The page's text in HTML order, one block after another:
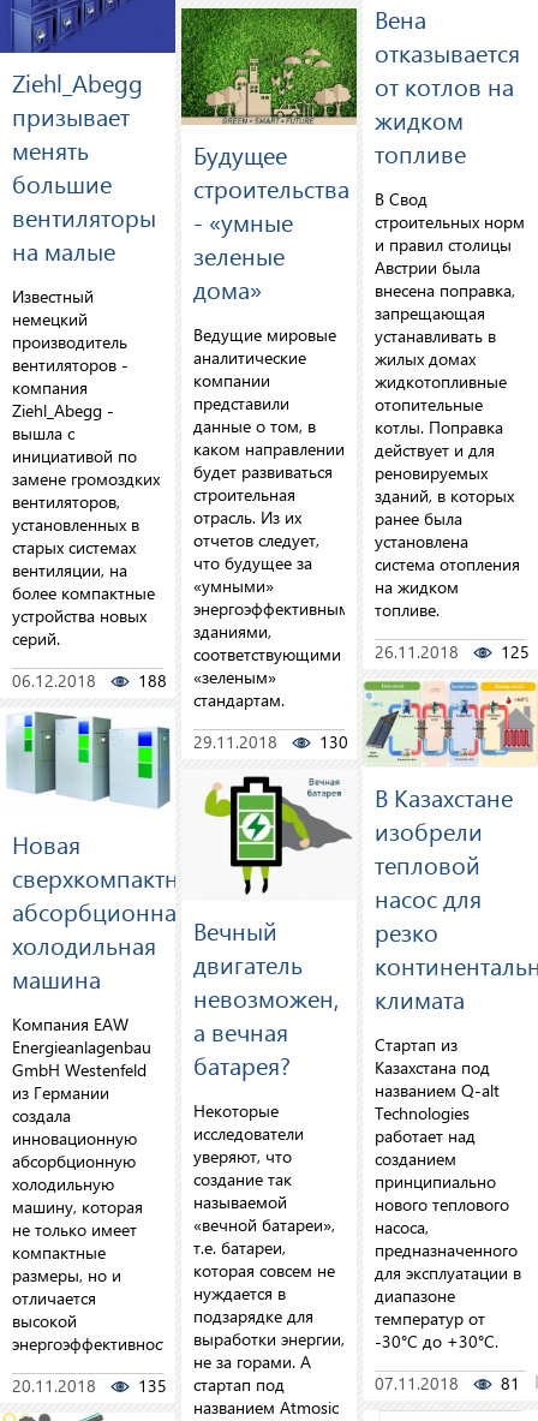
Ziehl_Abegg
призывает
менять
большие
вентиляторы
на малые
Известный
немецкий
производитель
вентиляторов -
компания
Ziehl_Abegg -
вышла с
инициативой по
замене громоздких
вентиляторов,
установленных в
старых системах
вентиляции, на
более компактные
устройства новых
серий.
06.12.2018
188 0
Новая
сверхкомпактная
абсорбционная
холодильная
машина
Компания EAW
Energieanlagenbau
GmbH Westenfeld
из Германии
создала
инновационную
абсорбционную
холодильную
машину, которая
не только имеет
компактные
размеры, но и
отличается
высокой
энергоэффективностью.
20.11.2018
135 0
Будущее
строительства
- «умные
зеленые
дома»
Ведущие мировые
аналитические
компании
представили
данные о том, в
каком направлении
будет развиваться
строительная
отрасль. Из их
отчетов следует,
что будущее за
«умными»
энергоэффективными
зданиями,
соответствующими
«зеленым»
стандартам.
29.11.2018
130 0
Вечный
двигатель
невозможен,
а вечная
батарея?
Некоторые
исследователи
уверяют, что
создание так
называемой
«вечной батареи»,
т.е. батареи,
которая совсем не
нуждается в
подзарядке для
выработки энергии,
не за горами. А
стартап под
названием Atmosic
Вена
отказывается
от котлов на
жидком
топливе
В Свод
строительных норм
и правил столицы
Австрии была
внесена поправка,
запрещающая
устанавливать в
жилых домах
жидкотопливные
отопительные
котлы. Поправка
действует и для
реновируемых
зданий, в которых
ранее была
установлена
система отопления
на жидком
топливе.
26.11.2018
125
В Казахстане
изобрели
тепловой
насос для
резко
климата
Стартап из
Казахстана под
названием Q-alt
Technologies
работает над
созданием
принципиально
нового теплового
насоса,
предназначенного
для эксплуатации в
диапазоне
температур от
-30°C до +30°C.
07.11.2018
81